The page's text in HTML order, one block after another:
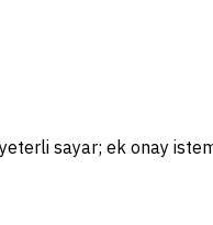
sayar; ek onay